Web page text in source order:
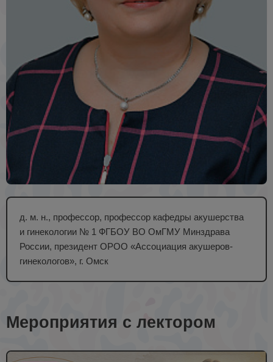
д. м. н., профессор, профессор кафедры акушерства
и гинекологии № 1 ФГБОУ ВО ОмГМУ Минздрава
России, президент ОРОО «Ассоциация акушеров-
гинекологов», г. Омск
Мероприятия с лектором